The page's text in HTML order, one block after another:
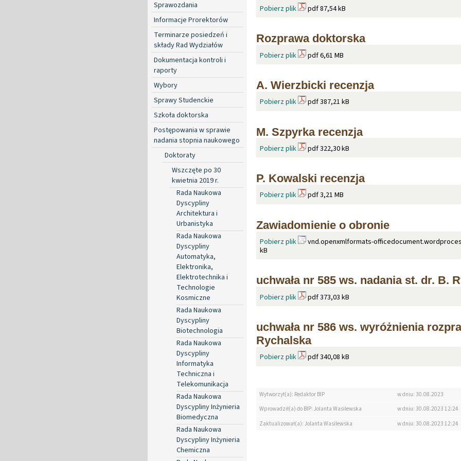
Sprawozdania
Informacje Prorektorów
Terminarze posiedzeń i
składy Rad Wydziałów
Dokumentacja kontroli i
raporty
Wybory
Sprawy Studenckie
Szkoła doktorska
Postępowania w sprawie
nadania stopnia naukowego
Doktoraty
Wszczęte po 30
kwietnia 2019 r.
Rada Naukowa
Dyscypliny
Architektura i
Urbanistyka
Rada Naukowa
Dyscypliny
Automatyka,
Elektronika,
Elektrotechnika i
Technologie
Kosmiczne
Rada Naukowa
Dyscypliny
Biotechnologia
Rada Naukowa
Dyscypliny
Informatyka
Techniczna i
Telekomunikacja
Rada Naukowa
Dyscypliny Inżynieria
Biomedyczna
Rada Naukowa
Dyscypliny Inżynieria
Chemiczna
Pobierz plik pdf 87,54 kB
Rozprawa doktorska
Pobierz plik pdf 6,61 MB
A. Wierzbicki recenzja
Pobierz plik pdf 387,21 kB
M. Szpyrka recenzja
Pobierz plik pdf 322,30 kB
P. Kowalski recenzja
Pobierz plik pdf 3,21 MB
Zawiadomienie o obronie
Pobierz plik
vnd.openxmlformats-
kB
uchwała nr 585 ws. nadania st. dr. B.
Pobierz plik pdf 373,03 kB
uchwała nr 586 ws. wyróżnienia
Rychalska
Pobierz plik pdf 340,08 kB
Wytworzył(a): Redaktor BIP
w dniu: 30.08.2023
Wprowadził(a) do BIP: Jolanta Wasilewska
w dniu: 30.08.2023 12:24
Zaktualizował(a): Jolanta Wasilewska
w dniu: 30.08.2023 12:24